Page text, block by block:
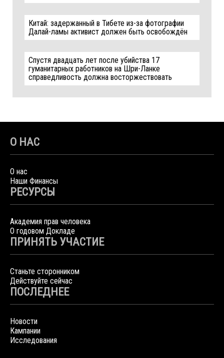
Китай: задержанный в Тибете из-за фотографии
Далай-ламы активист должен быть освобождён
Спустя двадцать лет после убийства 17
гуманитарных работников на Шри-Ланке
справедливость должна восторжествовать
О НАС
О нас
Наши Финансы
РЕСУРСЫ
Академия прав человека
О годовом Докладе
ПРИНЯТЬ УЧАСТИЕ
Станьте сторонником
Действуйте сейчас
ПОСЛЕДНЕЕ
Новости
Кампании
Исследования